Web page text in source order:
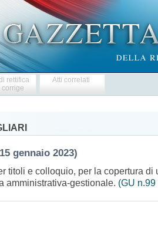
rettifica
corrige
Atti correlati
gennaio 2023)
titoli e colloquio, per la copertura
amministrativa-gestionale. (GU